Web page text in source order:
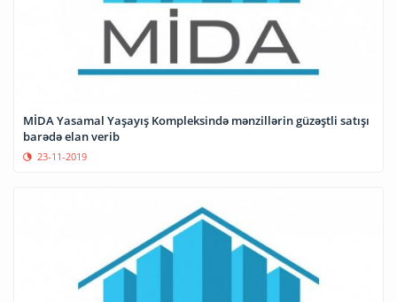
MİDA Yasamal Yaşayış Kompleksində mənzillərin güzəştli satışı
barədə elan verib
23-11-2019